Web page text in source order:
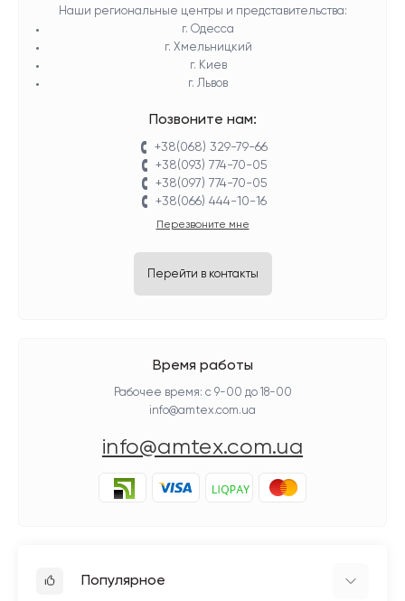
Наши региональные центры и представительства:
г. Одесса
г. Хмельницкий
г. Киев
г. Львов
Позвоните нам:
+38(068) 329-79-66
+38(093) 774-70-05
+38(097) 774-70-05
+38(066) 444-10-16
Перезвоните мне
Перейти в контакты
Время работы
Рабочее время: с 9-00 до 18-00
info@amtex.com.ua
info@amtex.com.ua
Популярное